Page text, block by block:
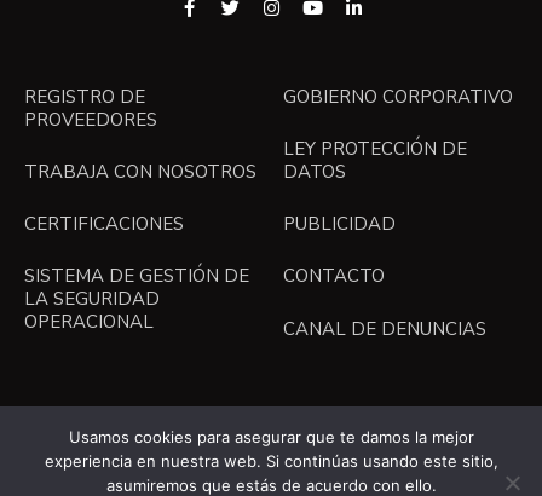
REGISTRO DE
PROVEEDORES
TRABAJA CON NOSOTROS
CERTIFICACIONES
SISTEMA DE GESTIÓN DE
LA SEGURIDAD
OPERACIONAL
GOBIERNO CORPORATIVO
LEY PROTECCIÓN DE
DATOS
PUBLICIDAD
CONTACTO
CANAL DE DENUNCIAS
Español
Usamos cookies para asegurar que te damos la mejor
experiencia en nuestra web. Si continúas usando este sitio,
asumiremos que estás de acuerdo con ello.